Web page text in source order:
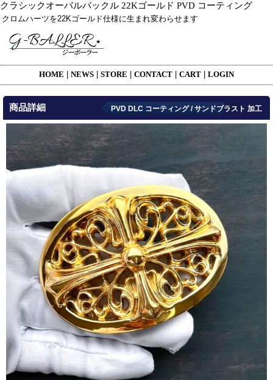
クラシックオーバルバックル 22Kゴールド PVD コーティング
クロムハーツを22Kゴールド仕様に生まれ変わらせます
HOME NEWS STORE CONTACT CART LOGIN
商品詳細 PVD DLC コーティング / サンドブラスト 加工